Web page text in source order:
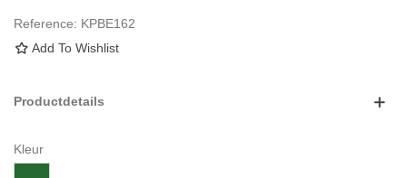
Reference: KPBE162
Add To Wishlist
Productdetails
Kleur